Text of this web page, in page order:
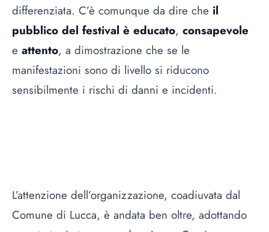
differenziata. C’è comunque da dire che il
pubblico del festival è educato, consapevole
e attento, a dimostrazione che se le
manifestazioni sono di livello si riducono
sensibilmente i rischi di danni e incidenti.
L’attenzione dell’organizzazione, coadiuvata dal
Comune di Lucca, è andata ben oltre, adottando